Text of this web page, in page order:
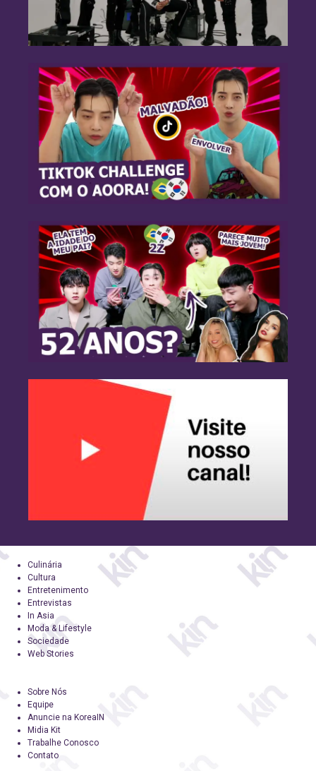
Culinária
Cultura
Entretenimento
Entrevistas
In Asia
Moda & Lifestyle
Sociedade
Web Stories
Sobre Nós
Equipe
Anuncie na KoreaIN
Midia Kit
Trabalhe Conosco
Contato